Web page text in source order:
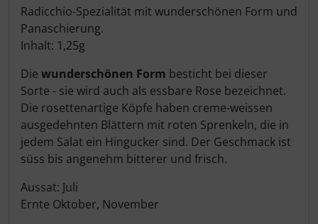
Produktbeschreibung
Radicchio-Spezialität mit wunderschönen Form und
Panaschierung.
Inhalt: 1,25g
Die wunderschönen Form besticht bei dieser
Sorte - sie wird auch als essbare Rose bezeichnet.
Die rosettenartige Köpfe haben creme-weissen
ausgedehnten Blättern mit roten Sprenkeln, die in
jedem Salat ein Hingucker sind. Der Geschmack ist
süss bis angenehm bitterer und frisch.
Aussat: Juli
Ernte Oktober, November